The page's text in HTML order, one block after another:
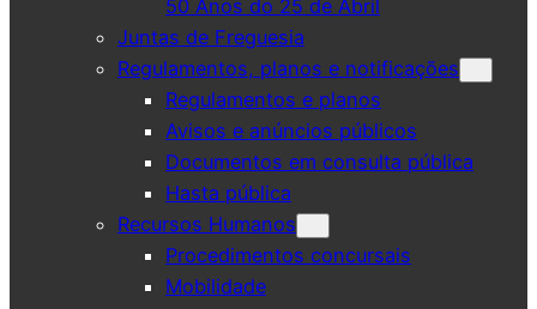
50 Anos do 25 de Abril
Juntas de Freguesia
Regulamentos, planos e notificações
Regulamentos e planos
Avisos e anúncios públicos
Documentos em consulta pública
Hasta pública
Recursos Humanos
Procedimentos concursais
Mobilidade